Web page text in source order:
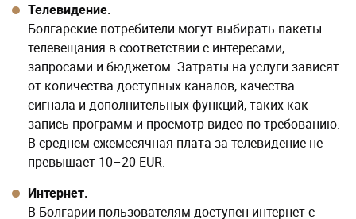
запись программ и просмотр видео по требованию.
В среднем ежемесячная плата за телевидение не
превышает 10–20 EUR.
Интернет.
В Болгарии пользователям доступен интернет с
различными скоростями и пакетами данных.
Расходы на услуги провайдеров зависят от
выбранной скорости соединения и объема трафика.
составляет около 10–15 EUR.